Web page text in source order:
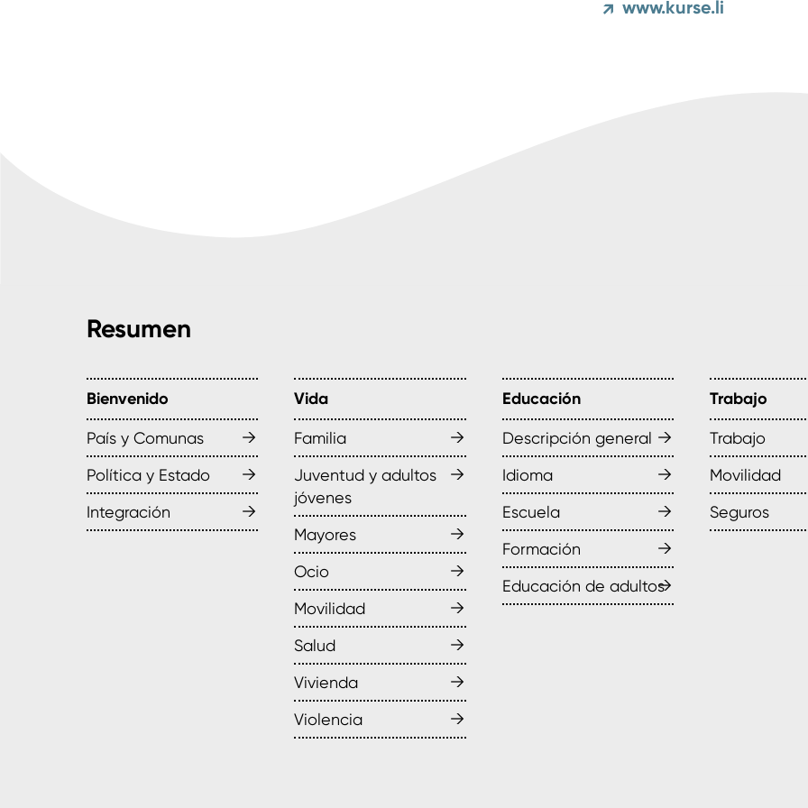
↗ www.kurse.li
Resumen
Bienvenido
País y Comunas →
Política y Estado →
Integración →
Vida
Familia →
Juventud y adultos
jóvenes
→
Mayores →
Ocio →
Movilidad →
Salud →
Vivienda →
Violencia →
Educación
Descripción general →
Idioma →
Escuela →
Formación →
Educación de adultos→
Trabajo
Trabajo
Movilidad
Seguros